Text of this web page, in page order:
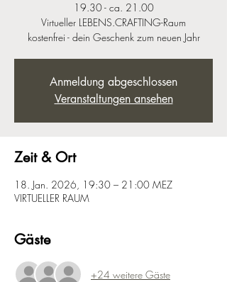
19.30 - ca. 21.00
Virtueller LEBENS.CRAFTING-Raum
kostenfrei - dein Geschenk zum neuen Jahr
Anmeldung abgeschlossen
Veranstaltungen ansehen
Zeit & Ort
18. Jan. 2026, 19:30 – 21:00 MEZ
VIRTUELLER RAUM
Gäste
+24 weitere Gäste